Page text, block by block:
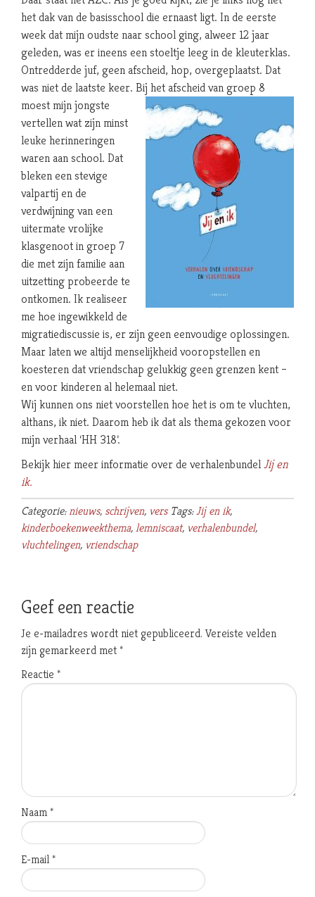
het dak van de basisschool die ernaast ligt. In de eerste
week dat mijn oudste naar school ging, alweer 12 jaar
geleden, was er ineens een stoeltje leeg in de kleuterklas.
Ontredderde juf, geen afscheid, hop, overgeplaatst. Dat
was niet de laatste keer. Bij hetafscheid van groep 8
moest mijn jongste
vertellen wat zijn minst
leuke herinneringen
waren aan school. Dat
bleken een stevige
valpartij en de
verdwijning van een
uitermate vrolijke
klasgenoot in groep 7
die met zijn familie aan
uitzetting probeerde te
ontkomen. Ik realiseer
me hoe ingewikkeld de
migratiediscussie is, er zijn geen eenvoudige oplossingen.
Maar laten we altijd menselijkheid vooropstellen en
koesteren dat vriendschap gelukkig geen grenzen kent –
en voor kinderen al helemaal niet.
Wij kunnen ons niet voorstellen hoe het is om te vluchten,
althans, ik niet. Daarom heb ik dat als thema gekozen voor
mijn verhaal ‘HH 318’.
Bekijk hier meer informatie over de verhalenbundelJij en
ik.
Categorie:nieuws, schrijven, vers Tags:Jij en ik,
kinderboekenweekthema,lemniscaat, verhalenbundel,
vluchtelingen, vriendschap
Geef een reactie
Je e-mailadres wordt niet gepubliceerd. Vereiste velden
zijn gemarkeerd met*
Reactie *
Naam*
E-mail*